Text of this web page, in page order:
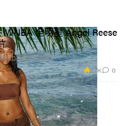
全明星 Angel Reese
上线的新香氛。
7.7K 0